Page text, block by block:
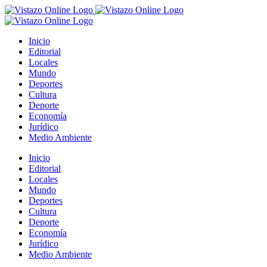
Saltar
al
Inicio
Editorial
Locales
Mundo
Deportes
Cultura
Deporte
Economía
Jurídico
Medio Ambiente
Inicio
Editorial
Locales
Mundo
Deportes
Cultura
Deporte
Economía
Jurídico
Medio Ambiente